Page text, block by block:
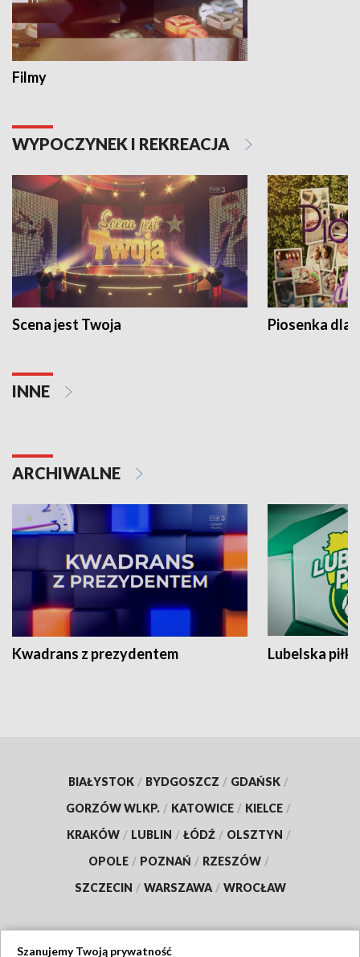
Filmy
WYPOCZYNEK I REKREACJA
Scena jest Twoja Piosenka dla
INNE
ARCHIWALNE
Kwadrans z prezydentem Lubelska piłka
BIAŁYSTOK / BYDGOSZCZ / GDAŃSK /
GORZÓW WLKP. / KATOWICE / KIELCE /
KRAKÓW / LUBLIN / ŁÓDŹ / OLSZTYN /
OPOLE / POZNAŃ / RZESZÓW /
SZCZECIN / WARSZAWA / WROCŁAW
Szanujemy Twoją prywatność